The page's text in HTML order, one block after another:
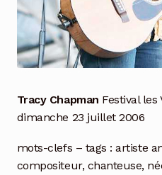
Tracy Chapman Festival
dimanche 23 juillet 2006
mots-clefs – tags : artiste
compositeur, chanteuse,